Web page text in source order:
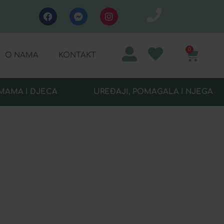
O NAMA KONTAKT
0
I DJECA UREĐAJI, POMAGALA I NJEGA